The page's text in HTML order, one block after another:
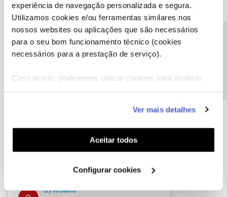
experiência de navegação personalizada e segura.
Utilizamos cookies e/ou ferramentas similares nos
nossos websites ou aplicações que são necessários
para o seu bom funcionamento técnico (cookies
necessários para a prestação de serviço).
Caso aceite, poderemos utilizar cookies para analisar
funcionalidades (cookies de personalização e
funcionalidade) e adaptar anúncios aos seus interesses
(cookies de publicidade personalizada). Pode gerir a
utilização dos cookies clicando em "Configurar
Ver mais detalhes
Aceitar todos
Configurar cookies
Descubra as novidades de julho
Hall of Fame de julho
17 soluções
ByteSábio